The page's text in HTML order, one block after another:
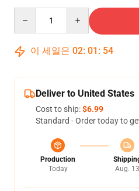
이 세일은 02: 01 : 53
Deliver to United States
Cost to ship:$6.99
Standard - Order today to
Production
Today
Aug. 13